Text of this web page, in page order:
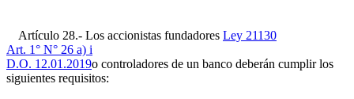
Artículo 28.- Los accionistas fundadores Ley 21130
Art. 1° N° 26 a) i
D.O. 12.01.2019o controladores de un banco deberán cumplir los
siguientes requisitos: